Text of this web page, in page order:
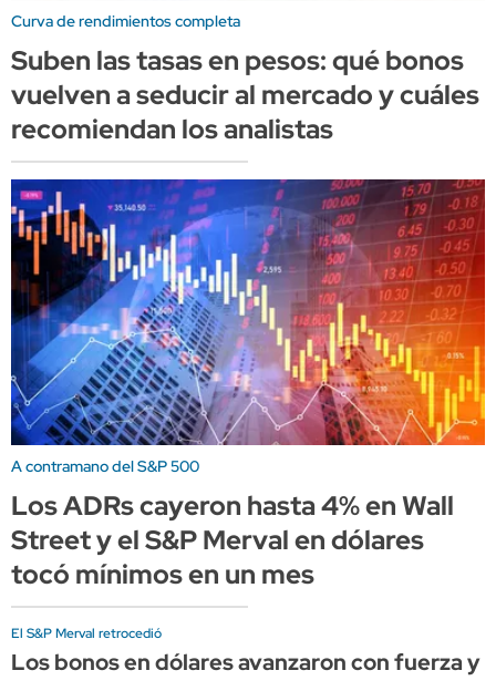
Curva de rendimientos completa
Suben las tasas en pesos: qué bonos
vuelven a seducir al mercado y cuáles
recomiendan los analistas
A contramano del S&P 500
Los ADRs cayeron hasta 4% en Wall
Street y el S&P Merval en dólares
tocó mínimos en un mes
El S&P Merval retrocedió
Los bonos en dólares avanzaron con fuerza y